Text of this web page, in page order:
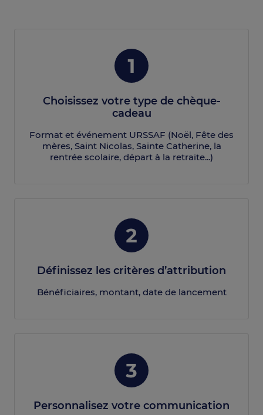
Choisissez votre type de chèque-
cadeau
Format et événement URSSAF (Noël, Fête des
mères, Saint Nicolas, Sainte Catherine, la
rentrée scolaire, départ à la retraite...)
Définissez les critères d’attribution
Bénéficiaires, montant, date de lancement
Personnalisez votre communication